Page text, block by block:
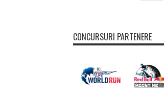
CONCURSURI PARTENERE